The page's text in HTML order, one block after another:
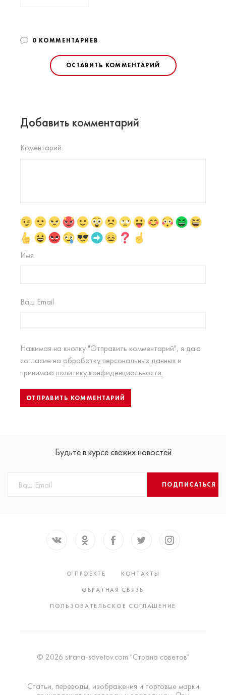
0 КОММЕНТАРИЕВ
ОСТАВИТЬ КОММЕНТАРИЙ
Добавить комментарий
Коментарий
Имя
Ваш Email
Нажимая на кнопку "Отправить комментарий", я даю
согласие на обработку персональных данных и
принимаю политику конфиденциальности.
Будьте в курсе свежих новостей
ПОДПИСАТЬСЯ
О ПРОЕКТЕ
КОНТАКТЫ
ОБРАТНАЯ СВЯЗЬ
ПОЛЬЗОВАТЕЛЬСКОЕ СОГЛАШЕНИЕ
© 2026 strana-sovetov.com "Страна советов"
Статьи, переводы, изображения и торговые марки